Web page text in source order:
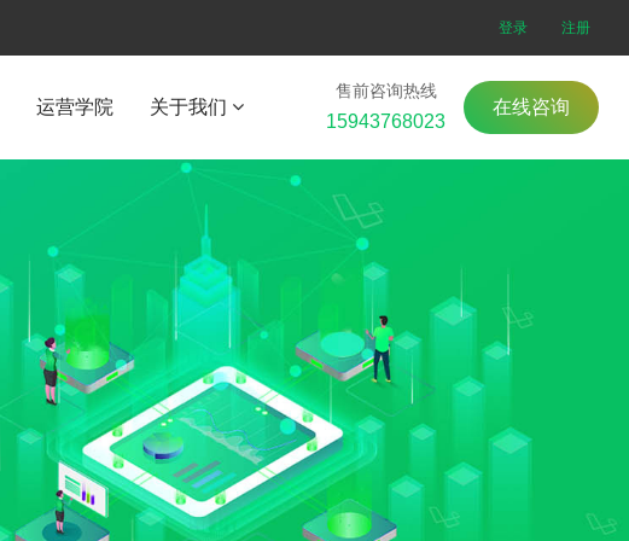
登录 注册
运营学院 关于我们
售前咨询热线
15943768023
在线咨询